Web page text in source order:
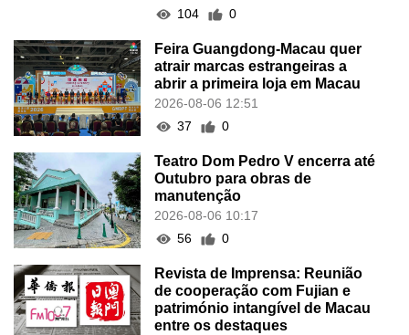
104
0
Feira Guangdong-Macau quer
atrair marcas estrangeiras a
abrir a primeira loja em Macau
2026-08-06 12:51
37
0
Teatro Dom Pedro V encerra até
Outubro para obras de
manutenção
2026-08-06 10:17
56
0
Revista de Imprensa: Reunião
de cooperação com Fujian e
património intangível de Macau
entre os destaques